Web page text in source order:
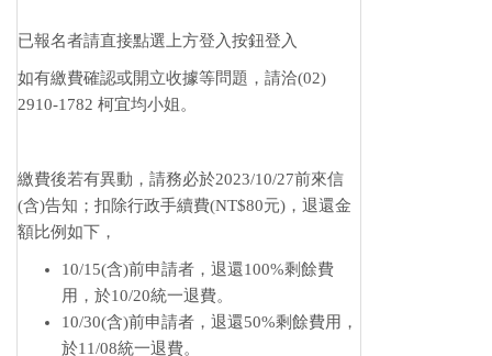
已報名者請直接點選上方登入按鈕登入
如有繳費確認或開立收據等問題，請洽(02)
2910-1782 柯宜均小姐。
繳費後若有異動，請務必於2023/10/27前來信
(含)告知；扣除行政手續費(NT$80元)，退還金
額比例如下，
10/15(含)前申請者，退還100%剩餘費
用，於10/20統一退費。
10/30(含)前申請者，退還50%剩餘費用，
於11/08統一退費。